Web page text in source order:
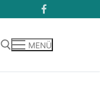
MENÜ